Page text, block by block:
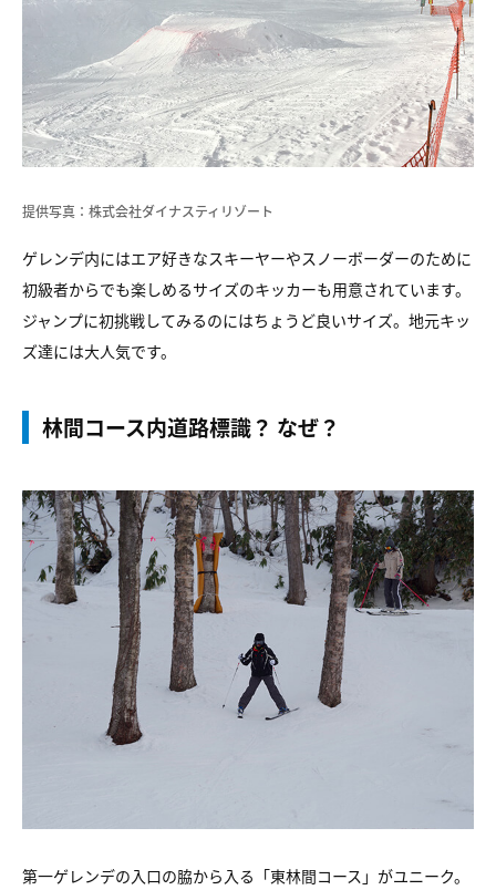
提供写真：株式会社ダイナスティリゾート
ゲレンデ内にはエア好きなスキーヤーやスノーボーダーのために
初級者からでも楽しめるサイズのキッカーも用意されています。
ジャンプに初挑戦してみるのにはちょうど良いサイズ。地元キッ
ズ達には大人気です。
林間コース内道路標識？ なぜ？
第一ゲレンデの入口の脇から入る「東林間コース」がユニーク。